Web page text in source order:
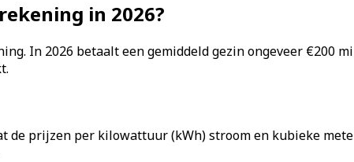
in 2026?
In 2026 betaalt een gemiddeld gezin ongeveer €200
prijzen per kilowattuur (kWh) stroom en kubieke